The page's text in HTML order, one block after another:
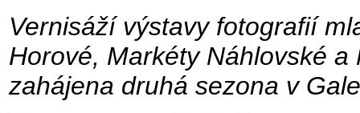
Vernisáží výstavy fotografií
Horové, Markéty Náhlovské
zahájena druhá sezona v